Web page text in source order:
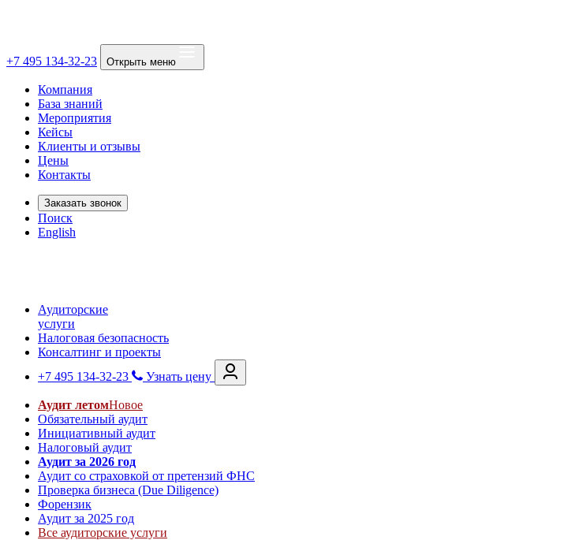
+7 495 134-32-23 Открыть меню
Компания
База знаний
Мероприятия
Кейсы
Клиенты и отзывы
Цены
Контакты
Заказать звонок
Поиск
English
Аудиторские
услуги
Налоговая безопасность
Консалтинг и проекты
+7 495 134-32-23
Узнать цену
Аудит летомНовое
Обязательный аудит
Инициативный аудит
Налоговый аудит
Аудит за 2026 год
Аудит со страховкой от претензий ФНС
Проверка бизнеса (Due Diligence)
Форензик
Аудит за 2025 год
Все аудиторские услуги